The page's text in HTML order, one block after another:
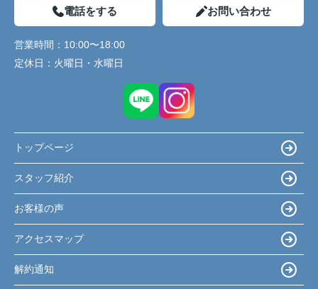
電話をする お問い合わせ
営業時間： 10:00〜18:00
定休日： 火曜日・水曜日
トップページ
スタッフ紹介
お客様の声
アクセスマップ
解約通知